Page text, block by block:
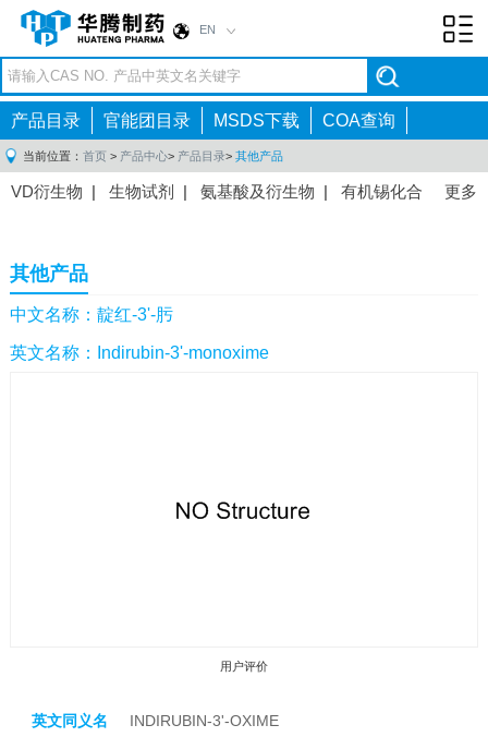
EN
产品目录 官能团目录 MSDS下载 COA查询
当前位置： 首页 > 产品中心> 产品目录> 其他产品
更多
VD衍生物 | 生物试剂 | 氨基酸及衍生物 | 有机锡化合
间体|抗高血压药物中间体
感染药物中间体
体 |抗精神病药物中间体
药中间体|其他原料药中间体|
其他产品
中文名称：靛红-3'-肟
英文名称：Indirubin-3'-monoxime
用户评价
英文同义名
INDIRUBIN-3'-OXIME